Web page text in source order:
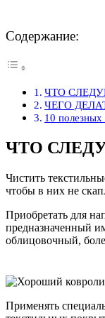
Содержание:
ЧТО
ЧЕГО
10 полезных
ЧТО
Чистить
чтобы в них не
Приобретать для
предназначенный
облицовочный,
Применять